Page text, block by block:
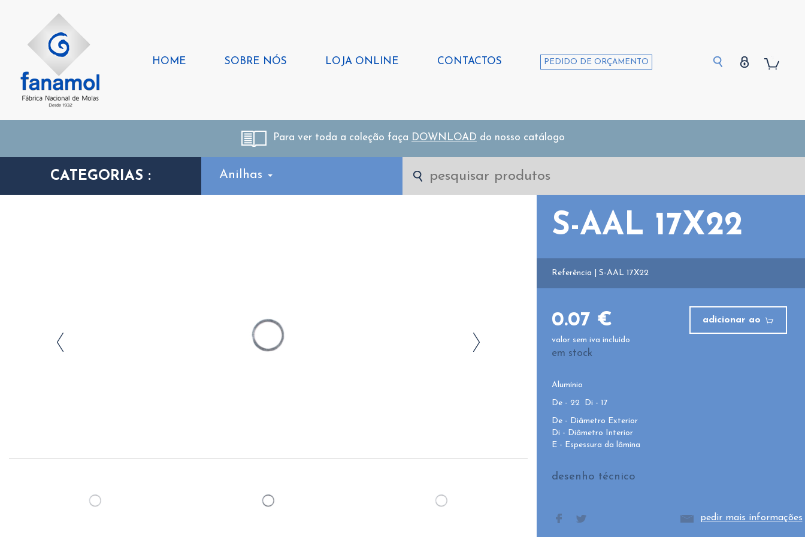
HOME SOBRE NÓS LOJA ONLINE CONTACTOS PEDIDO DE ORÇAMENTO
Para ver toda a coleção faça DOWNLOAD do nosso catálogo
CATEGORIAS : Anilhas
S-AAL 17X22
Referência | S-AAL 17X22
0.07 €
valor sem iva incluído
em stock
adicionar ao
Alumínio
De - 22 Di - 17
De - Diâmetro Exterior
Di - Diâmetro Interior
E - Espessura da lâmina
desenho técnico
pedir mais informações